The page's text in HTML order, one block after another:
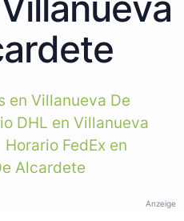
en Villanueva De
DHL en Villanueva
Horario FedEx en
Alcardete
Anzeige